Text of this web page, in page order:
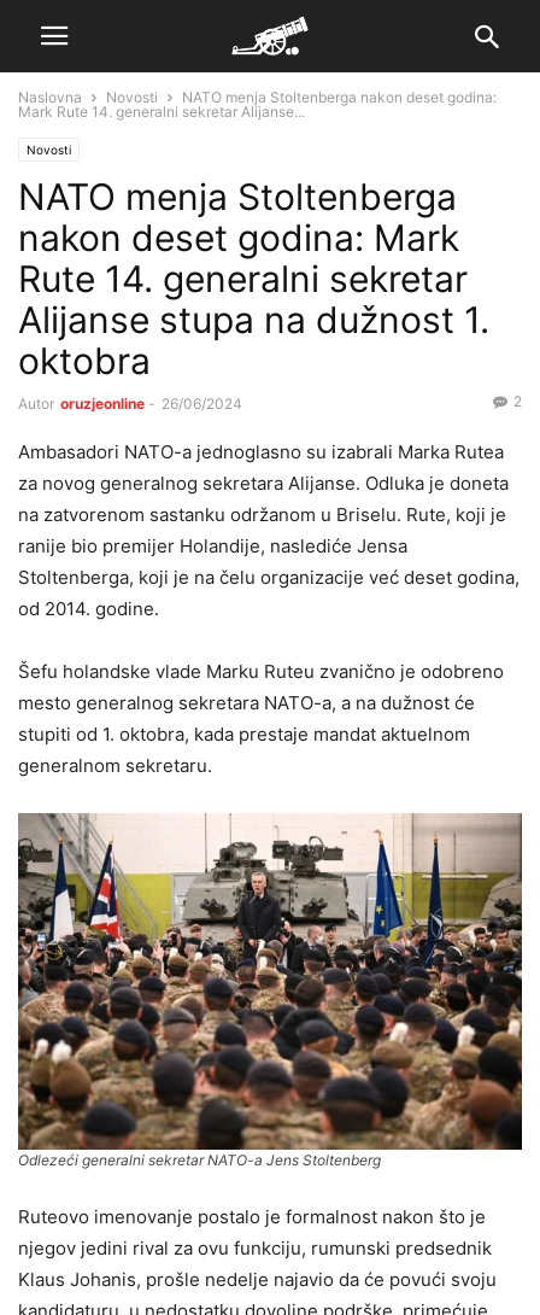
Naslovna Novosti
NATO menja Stoltenberga nakon deset godina:
Mark Rute 14. generalni sekretar Alijanse...
Novosti
NATO menja Stoltenberga
nakon deset godina: Mark
Rute 14. generalni sekretar
Alijanse stupa na dužnost 1.
oktobra
Autor oruzjeonline - 26/06/2024 2
Ambasadori NATO-a jednoglasno su izabrali Marka Rutea
za novog generalnog sekretara Alijanse. Odluka je doneta
na zatvorenom sastanku održanom u Briselu. Rute, koji je
ranije bio premijer Holandije, naslediće Jensa
Stoltenberga, koji je na čelu organizacije već deset godina,
od 2014. godine.
Šefu holandske vlade Marku Ruteu zvanično je odobreno
mesto generalnog sekretara NATO-a, a na dužnost će
stupiti od 1. oktobra, kada prestaje mandat aktuelnom
generalnom sekretaru.
Odlezeći generalni sekretar NATO-a Jens Stoltenberg
Ruteovo imenovanje postalo je formalnost nakon što je
njegov jedini rival za ovu funkciju, rumunski predsednik
Klaus Johanis, prošle nedelje najavio da će povući svoju
kandidaturu, u nedostatku dovoljne podrške, primećuje